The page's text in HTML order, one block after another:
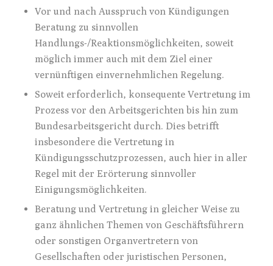
Vor und nach Ausspruch von Kündigungen
Beratung zu sinnvollen
Handlungs-/Reaktionsmöglichkeiten, soweit
möglich immer auch mit dem Ziel einer
vernünftigen einvernehmlichen Regelung.
Soweit erforderlich, konsequente Vertretung im
Prozess vor den Arbeitsgerichten bis hin zum
Bundesarbeitsgericht durch. Dies betrifft
insbesondere die Vertretung in
Kündigungsschutzprozessen, auch hier in aller
Regel mit der Erörterung sinnvoller
Einigungsmöglichkeiten.
Beratung und Vertretung in gleicher Weise zu
ganz ähnlichen Themen von Geschäftsführern
oder sonstigen Organvertretern von
Gesellschaften oder juristischen Personen,